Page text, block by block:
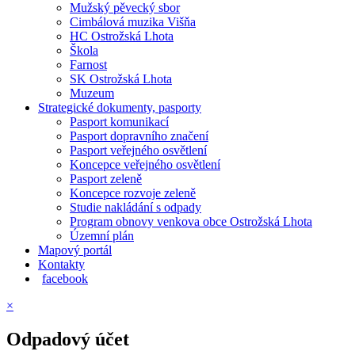
Mužský pěvecký sbor
Cimbálová muzika Višňa
HC Ostrožská Lhota
Škola
Farnost
SK Ostrožská Lhota
Muzeum
Strategické dokumenty, pasporty
Pasport komunikací
Pasport dopravního značení
Pasport veřejného osvětlení
Koncepce veřejného osvětlení
Pasport zeleně
Koncepce rozvoje zeleně
Studie nakládání s odpady
Program obnovy venkova obce Ostrožská Lhota
Územní plán
Mapový portál
Kontakty
facebook
×
Odpadový účet